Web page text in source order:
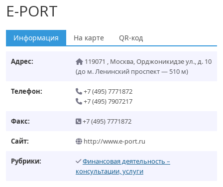
E-PORT
Информация На карте QR-код
Адрес: 119071 , Москва,Орджоникидзе ул., д. 10
(до м. Ленинский проспект — 510 м)
Телефон:
+7 (495) 7771872
+7 (495) 7907217
Факс: +7 (495) 7771872
Сайт: http://www.e-port.ru
Рубрики:
Финансовая деятельность –
консультации, услуги